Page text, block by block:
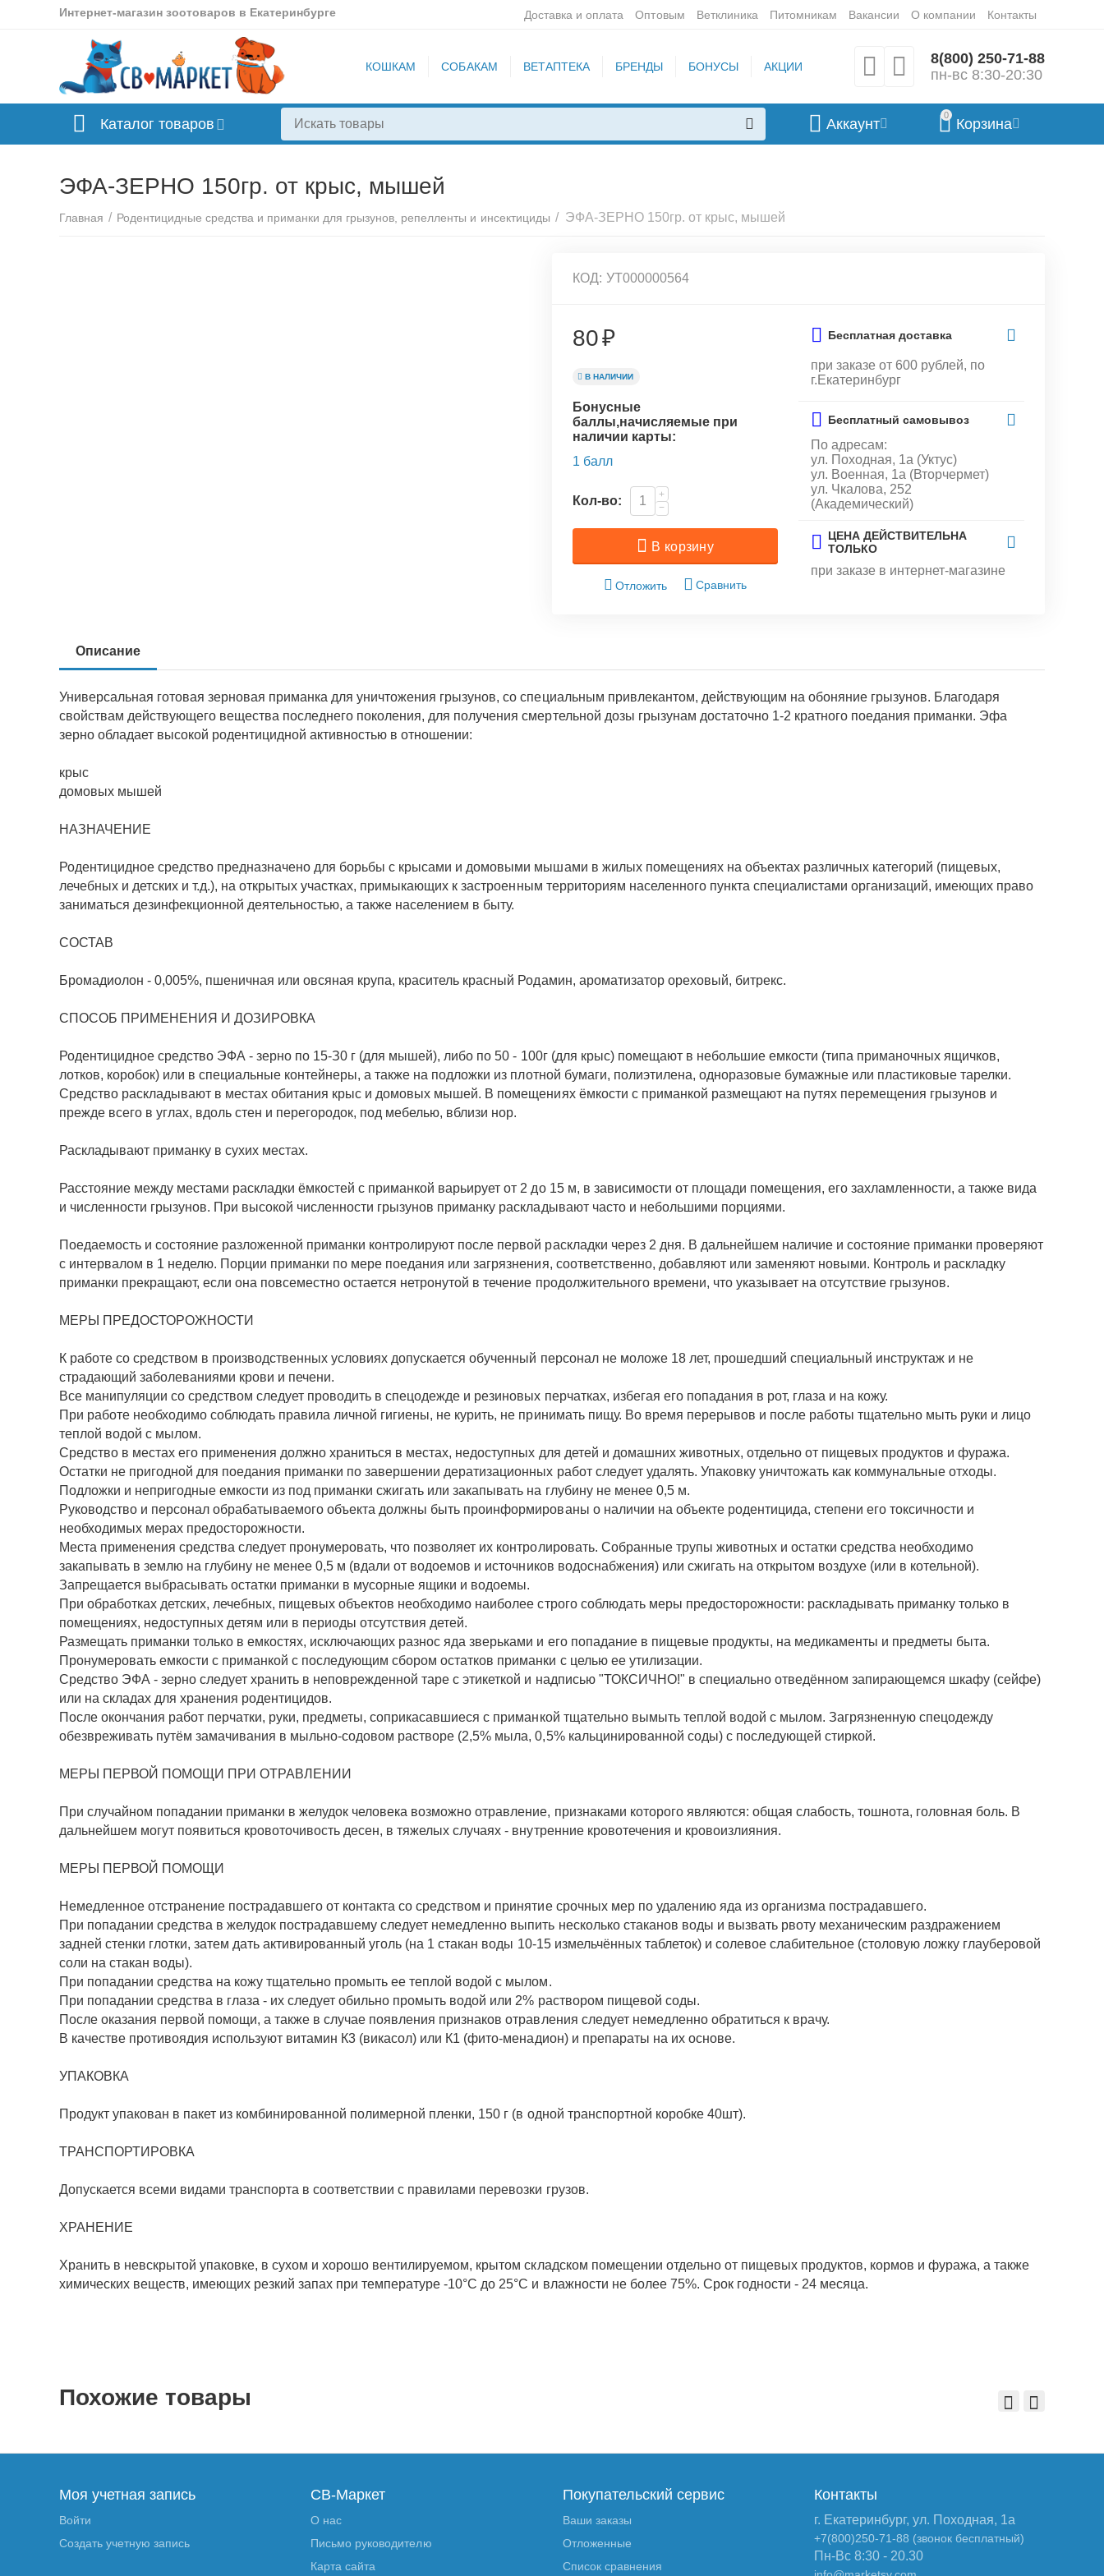
Интернет-магазин зоотоваров в Екатеринбурге Доставка и оплата Оптовым Ветклиника Питомникам Вакансии О компании Контакты
КОШКАМ СОБАКАМ ВЕТАПТЕКА БРЕНДЫ БОНУСЫ АКЦИИ
8(800) 250-71-88
пн-вс 8:30-20:30
Каталог товаров
0
Корзина
Аккаунт
ЭФА-ЗЕРНО 150гр. от крыс, мышей
Главная / Родентицидные средства и приманки для грызунов, репелленты и инсектициды / ЭФА-ЗЕРНО 150гр. от крыс, мышей
КОД: УТ000000564
80₽
В НАЛИЧИИ
Бонусные
баллы,начисляемые при
наличии карты:
1 балл
Кол-во:
+
−
В корзину
Отложить Сравнить
Бесплатная доставка
при заказе от 600 рублей, по
г.Екатеринбург
Бесплатный самовывоз
По адресам:
ул. Походная, 1а (Уктус)
ул. Военная, 1а (Вторчермет)
ул. Чкалова, 252
(Академический)
ЦЕНА ДЕЙСТВИТЕЛЬНА
ТОЛЬКО
при заказе в интернет-магазине
Описание
Универсальная готовая зерновая приманка для уничтожения грызунов, со специальным привлекантом, действующим на обоняние грызунов. Благодаря
свойствам действующего вещества последнего поколения, для получения смертельной дозы грызунам достаточно 1-2 кратного поедания приманки. Эфа
зерно обладает высокой родентицидной активностью в отношении:
крыс
домовых мышей
НАЗНАЧЕНИЕ
Родентицидное средство предназначено для борьбы с крысами и домовыми мышами в жилых помещениях на объектах различных категорий (пищевых,
лечебных и детских и т.д.), на открытых участках, примыкающих к застроенным территориям населенного пункта специалистами организаций, имеющих право
заниматься дезинфекционной деятельностью, а также населением в быту.
СОСТАВ
Бромадиолон - 0,005%, пшеничная или овсяная крупа, краситель красный Родамин, ароматизатор ореховый, битрекс.
СПОСОБ ПРИМЕНЕНИЯ И ДОЗИРОВКА
Родентицидное средство ЭФА - зерно по 15-З0 г (для мышей), либо по 50 - 100г (для крыс) помещают в небольшие емкости (типа приманочных ящичков,
лотков, коробок) или в специальные контейнеры, а также на подложки из плотной бумаги, полиэтилена, одноразовые бумажные или пластиковые тарелки.
Средство раскладывают в местах обитания крыс и домовых мышей. В помещениях ёмкости с приманкой размещают на путях перемещения грызунов и
прежде всего в углах, вдоль стен и перегородок, под мебелью, вблизи нор.
Раскладывают приманку в сухих местах.
Расстояние между местами раскладки ёмкостей с приманкой варьирует от 2 до 15 м, в зависимости от площади помещения, его захламленности, а также вида
и численности грызунов. При высокой численности грызунов приманку раскладывают часто и небольшими порциями.
Поедаемость и состояние разложенной приманки контролируют после первой раскладки через 2 дня. В дальнейшем наличие и состояние приманки проверяют
с интервалом в 1 неделю. Порции приманки по мере поедания или загрязнения, соответственно, добавляют или заменяют новыми. Контроль и раскладку
приманки прекращают, если она повсеместно остается нетронутой в течение продолжительного времени, что указывает на отсутствие грызунов.
МЕРЫ ПРЕДОСТОРОЖНОСТИ
К работе со средством в производственных условиях допускается обученный персонал не моложе 18 лет, прошедший специальный инструктаж и не
страдающий заболеваниями крови и печени.
Все манипуляции со средством следует проводить в спецодежде и резиновых перчатках, избегая его попадания в рот, глаза и на кожу.
При работе необходимо соблюдать правила личной гигиены, не курить, не принимать пищу. Во время перерывов и после работы тщательно мыть руки и лицо
теплой водой с мылом.
Средство в местах его применения должно храниться в местах, недоступных для детей и домашних животных, отдельно от пищевых продуктов и фуража.
Остатки не пригодной для поедания приманки по завершении дератизационных работ следует удалять. Упаковку уничтожать как коммунальные отходы.
Подложки и непригодные емкости из под приманки сжигать или закапывать на глубину не менее 0,5 м.
Руководство и персонал обрабатываемого объекта должны быть проинформированы о наличии на объекте родентицида, степени его токсичности и
необходимых мерах предосторожности.
Места применения средства следует пронумеровать, что позволяет их контролировать. Собранные трупы животных и остатки средства необходимо
закапывать в землю на глубину не менее 0,5 м (вдали от водоемов и источников водоснабжения) или сжигать на открытом воздухе (или в котельной).
Запрещается выбрасывать остатки приманки в мусорные ящики и водоемы.
При обработках детских, лечебных, пищевых объектов необходимо наиболее строго соблюдать меры предосторожности: раскладывать приманку только в
помещениях, недоступных детям или в периоды отсутствия детей.
Размещать приманки только в емкостях, исключающих разнос яда зверьками и его попадание в пищевые продукты, на медикаменты и предметы быта.
Пронумеровать емкости с приманкой с последующим сбором остатков приманки с целью ее утилизации.
Средство ЭФА - зерно следует хранить в неповрежденной таре с этикеткой и надписью "ТОКСИЧНО!" в специально отведённом запирающемся шкафу (сейфе)
или на складах для хранения родентицидов.
После окончания работ перчатки, руки, предметы, соприкасавшиеся с приманкой тщательно вымыть теплой водой с мылом. Загрязненную спецодежду
обезвреживать путём замачивания в мыльно-содовом растворе (2,5% мыла, 0,5% кальцинированной соды) с последующей стиркой.
МЕРЫ ПЕРВОЙ ПОМОЩИ ПРИ ОТРАВЛЕНИИ
При случайном попадании приманки в желудок человека возможно отравление, признаками которого являются: общая слабость, тошнота, головная боль. В
дальнейшем могут появиться кровоточивость десен, в тяжелых случаях - внутренние кровотечения и кровоизлияния.
МЕРЫ ПЕРВОЙ ПОМОЩИ
Немедленное отстранение пострадавшего от контакта со средством и принятие срочных мер по удалению яда из организма пострадавшего.
При попадании средства в желудок пострадавшему следует немедленно выпить несколько стаканов воды и вызвать рвоту механическим раздражением
задней стенки глотки, затем дать активированный уголь (на 1 стакан воды 10-15 измельчённых таблеток) и солевое слабительное (столовую ложку глауберовой
соли на стакан воды).
При попадании средства на кожу тщательно промыть ее теплой водой с мылом.
При попадании средства в глаза - их следует обильно промыть водой или 2% раствором пищевой соды.
После оказания первой помощи, а также в случае появления признаков отравления следует немедленно обратиться к врачу.
В качестве противоядия используют витамин К3 (викасол) или К1 (фито-менадион) и препараты на их основе.
УПАКОВКА
Продукт упакован в пакет из комбинированной полимерной пленки, 150 г (в одной транспортной коробке 40шт).
ТРАНСПОРТИРОВКА
Допускается всеми видами транспорта в соответствии с правилами перевозки грузов.
ХРАНЕНИЕ
Хранить в невскрытой упаковке, в сухом и хорошо вентилируемом, крытом складском помещении отдельно от пищевых продуктов, кормов и фуража, а также
химических веществ, имеющих резкий запах при температуре -10°С до 25°С и влажности не более 75%. Срок годности - 24 месяца.
Похожие товары
Моя учетная запись
Войти
Создать учетную запись
СВ-Маркет
О нас
Письмо руководителю
Карта сайта
Покупательский сервис
Ваши заказы
Отложенные
Список сравнения
Контакты
г. Екатеринбург, ул. Походная, 1а
+7(800)250-71-88 (звонок бесплатный)
Пн-Вс 8:30 - 20.30